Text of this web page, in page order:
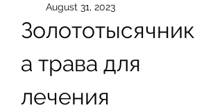
August 31, 2023
Золототысячник
а трава для
лечения